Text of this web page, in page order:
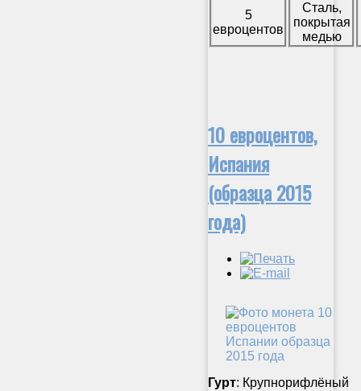
5
евроцентов
Сталь,
покрытая
медью
10 евроцентов,
Испания
(образца 2015
года)
Гурт: Крупнорифлёный